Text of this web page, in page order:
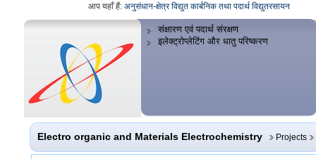
आप यहाँ हैं: अनुसंधान-क्षेत्रविद्युत कार्बनिक तथा पदार्थ विद्युतरसायन
संक्षारण एवं पदार्थ संरक्षण
इलेक्ट्रोप्लेटिंग और धातु परिष्करण
Electro organic and Materials Electrochemistry Projects